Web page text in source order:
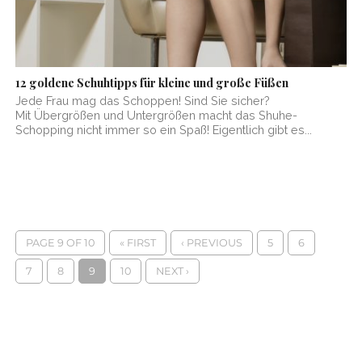
12 goldene Schuhtipps für kleine und große Füßen
Jede Frau mag das Schoppen! Sind Sie sicher?
Mit Übergrößen und Untergrößen macht das Shuhe-
Schopping nicht immer so ein Spaß! Eigentlich gibt es...
PAGE 9 OF 10 « FIRST ‹ PREVIOUS 5 6
7 8 9 10 NEXT ›